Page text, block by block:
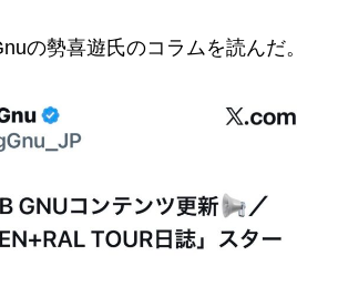
の勢喜遊氏のコラムを読んだ。